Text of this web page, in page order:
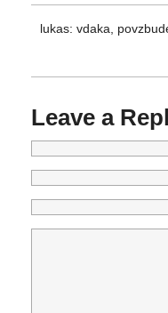
lukas: vdaka,
Leave a